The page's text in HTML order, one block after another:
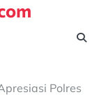
Polres